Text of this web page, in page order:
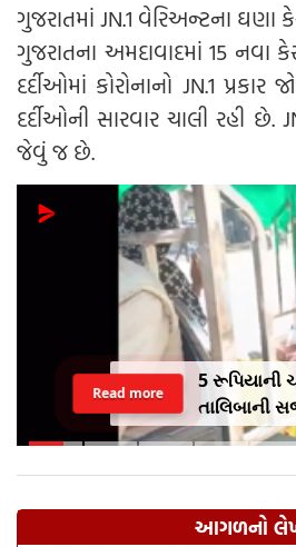
ગુજરાતમાં JN.1 વેરિઅન્ટના ઘણા
ગુજરાતના અમદાવાદમાં 15
દર્દીઓમાં કોરોનાનો JN.1
દર્દીઓની સારવાર ચાલી રહી છે.
જેવું જ છે.
5 રૂપિયાની
તાલિબાની
ચપ્પુથી
Read more
આગળનો